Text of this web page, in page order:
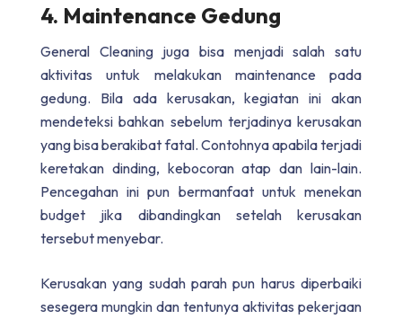
4. Maintenance Gedung
General Cleaning juga bisa menjadi salah satu
aktivitas untuk melakukan maintenance pada
gedung. Bila ada kerusakan, kegiatan ini akan
mendeteksi bahkan sebelum terjadinya kerusakan
yang bisa berakibat fatal. Contohnya apabila terjadi
keretakan dinding, kebocoran atap dan lain-lain.
Pencegahan ini pun bermanfaat untuk menekan
budget jika dibandingkan setelah kerusakan
tersebut menyebar.
Kerusakan yang sudah parah pun harus diperbaiki
sesegera mungkin dan tentunya aktivitas pekerjaan